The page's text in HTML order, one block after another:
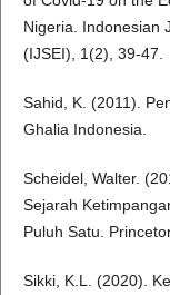
Nigeria. Indonesian
(IJSEI), 1(2), 39-47.
Sahid, K. (2011).
Ghalia Indonesia.
Scheidel, Walter.
Sejarah
Puluh Satu.
Sikki, K.L. (2020).